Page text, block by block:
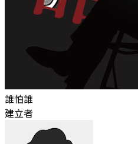
誰怕誰
建立者